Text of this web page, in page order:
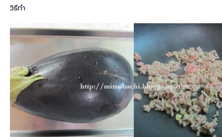
วิธีทำ